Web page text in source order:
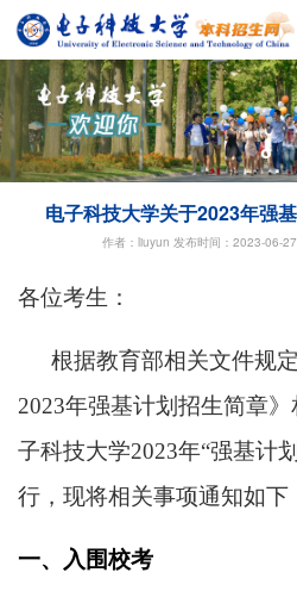
电子科技大学关于2023年强
作者：liuyun 发布时间：2023-06-
各位考生：
根据教育部相关文件规
2023年强基计划招生简章
子科技大学2023年“强基计
行，现将相关事项通知如下
一、入围校考